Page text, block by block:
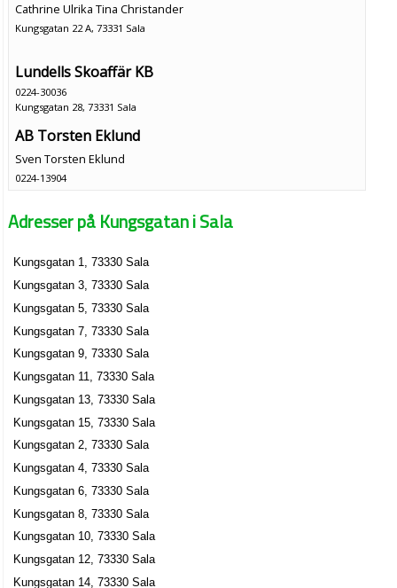
Cathrine Ulrika Tina Christander
Kungsgatan 22 A, 73331 Sala
Lundells Skoaffär KB
0224-30036
Kungsgatan 28, 73331 Sala
AB Torsten Eklund
Sven Torsten Eklund
0224-13904
Revisorsringen Västmanland AB
0224-56716
Kungsgatan 7 C, 73330 Sala
Adresser på Kungsgatan i Sala
Kungsgatan 1, 73330 Sala
Kungsgatan 3, 73330 Sala
Kungsgatan 5, 73330 Sala
Kungsgatan 7, 73330 Sala
Kungsgatan 9, 73330 Sala
Kungsgatan 11, 73330 Sala
Kungsgatan 13, 73330 Sala
Kungsgatan 15, 73330 Sala
Kungsgatan 2, 73330 Sala
Kungsgatan 4, 73330 Sala
Kungsgatan 6, 73330 Sala
Kungsgatan 8, 73330 Sala
Kungsgatan 10, 73330 Sala
Kungsgatan 12, 73330 Sala
Kungsgatan 14, 73330 Sala